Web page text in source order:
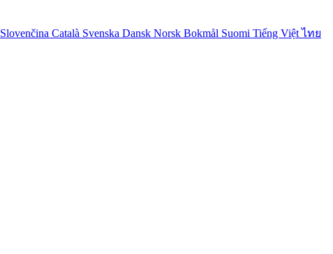
Slovenčina Català Svenska Dansk Norsk Bokmål Suomi Tiếng Việtไทย